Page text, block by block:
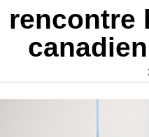
rencontre